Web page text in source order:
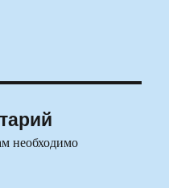
необходимо